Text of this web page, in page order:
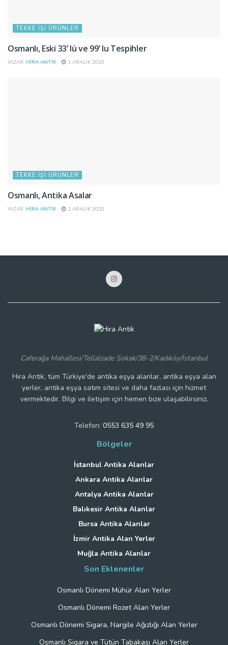
TEKKE İŞI ÜRÜNLER
Osmanlı, Eski 33’ lü ve 99’ lu Tespihler
YAZAR: HIRA ANTIK 1 ARALIK 2020
TEKKE İŞI ÜRÜNLER
Osmanlı, Antika Asalar
YAZAR: HIRA ANTIK 1 ARALIK 2020
Caferağa Mahallesi/Tellalzade Sokak/38-2/Kadıköy/İstanbul
Hira Antik, tüm Türkiye'de antika eşya alanlar, antika eşya alan
yerler, antika eşya satım sitesi ve daha fazlası için hizmet
vermektedir. Bilgi ve iletişim için hemen bize ulaşabilirsiniz.
Telefon: 0553 635 49 95
Bölgeler
İstanbul Antika Alanlar
Ankara Antika Alanlar
Antalya Antika Alanlar
Balıkesir Antika Alanlar
Bursa Antika Alanlar
İzmir Antika Alan Yerler
Muğla Antika Alanlar
Son Eklenenler
Osmanlı Dönemi Mühür Alan Yerler
Osmanlı Dönemi Rozet Alan Yerler
Osmanlı Dönemi Sigara, Nargile Ağızlığı Alan Yerler
Osmanlı Sigara ve Tütün Tabakası Alan Yerler